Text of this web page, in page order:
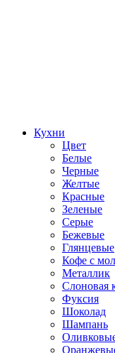
Кухни
Цвет
Белые
Черные
Желтые
Красные
Зеленые
Серые
Бежевые
Глянцевые
Кофе с
Металлик
Слоновая
Фуксия
Шоколад
Шампань